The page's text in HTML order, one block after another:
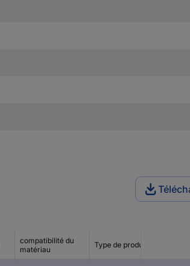
compatibilité du
matériau
Type de produit